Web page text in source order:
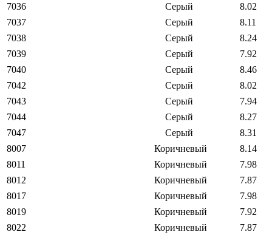
7036
Серый
8.02
7037
Серый
8.11
7038
Серый
8.24
7039
Серый
7.92
7040
Серый
8.46
7042
Серый
8.02
7043
Серый
7.94
7044
Серый
8.27
7047
Серый
8.31
8007
Коричневый
8.14
8011
Коричневый
7.98
8012
Коричневый
7.87
8017
Коричневый
7.98
8019
Коричневый
7.92
8022
Коричневый
7.87